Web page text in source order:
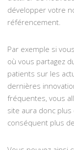
développer votre
référencement.
Par exemple si
où vous partagez
patients sur les
dernières
fréquentes, vous
site aura donc
conséquent plus